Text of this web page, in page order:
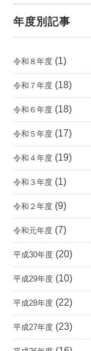
年度別記事
令和８年度 (1)
令和７年度 (18)
令和６年度 (18)
令和５年度 (17)
令和４年度 (19)
令和３年度 (1)
令和２年度 (9)
令和元年度 (7)
平成30年度 (20)
平成29年度 (10)
平成28年度 (22)
平成27年度 (23)